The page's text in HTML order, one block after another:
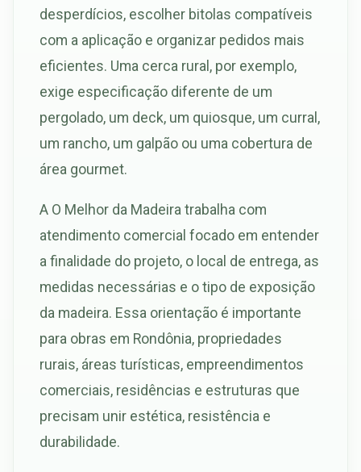
desperdícios, escolher bitolas compatíveis
com a aplicação e organizar pedidos mais
eficientes. Uma cerca rural, por exemplo,
exige especificação diferente de um
pergolado, um deck, um quiosque, um curral,
um rancho, um galpão ou uma cobertura de
área gourmet.
A O Melhor da Madeira trabalha com
atendimento comercial focado em entender
a finalidade do projeto, o local de entrega, as
medidas necessárias e o tipo de exposição
da madeira. Essa orientação é importante
para obras em Rondônia, propriedades
rurais, áreas turísticas, empreendimentos
comerciais, residências e estruturas que
precisam unir estética, resistência e
durabilidade.